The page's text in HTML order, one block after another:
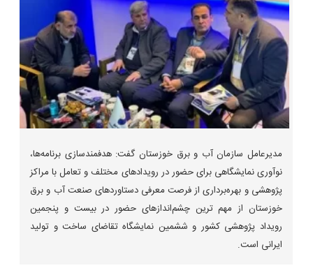
مدیرعامل سازمان آب و برق خوزستان گفت: هدفمندسازی برنامه‌ها،
نوآوری نمایشگاهی برای حضور در رویدادهای مختلف و تعامل با مراکز
پژوهشی و بهره‌برداری از فرصت معرفی دستاوردهای صنعت آب و برق
خوزستان از مهم ترین چشم‌اندازهای حضور در بیست و پنجمین
رویداد پژوهشی کشور و ششمین نمایشگاه تقاضای ساخت و تولید
ایرانی است.